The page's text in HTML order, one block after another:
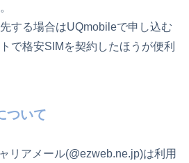
する場合はUQmobileで申し込む
で格安SIMを契約したほうが便利
ついて
リアメール(@ezweb.ne.jp)は利用